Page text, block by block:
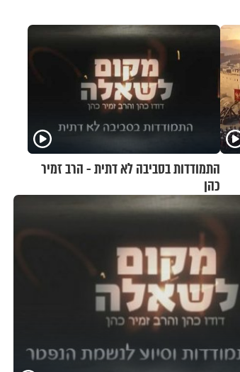
התמודדות בסביבה לא דתית - הרב זמיר
כהן